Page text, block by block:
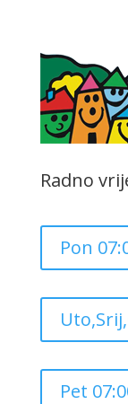
Radno
Pon
Pet